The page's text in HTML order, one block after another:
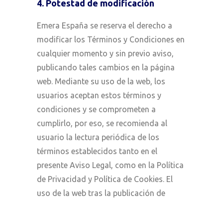
4. Potestad de modificación
Emera España se reserva el derecho a
modificar los Términos y Condiciones en
cualquier momento y sin previo aviso,
publicando tales cambios en la página
web. Mediante su uso de la web, los
usuarios aceptan estos términos y
condiciones y se comprometen a
cumplirlo, por eso, se recomienda al
usuario la lectura periódica de los
términos establecidos tanto en el
presente Aviso Legal, como en la Política
de Privacidad y Política de Cookies. El
uso de la web tras la publicación de